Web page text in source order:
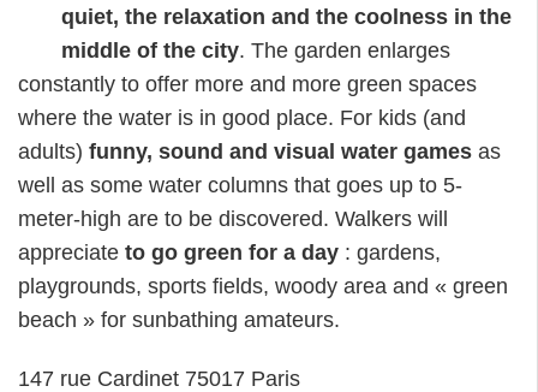
i
quiet, the relaxation and the coolness in the
middle of the city. The garden enlarges
constantly to offer more and more green spaces
where the water is in good place. For kids (and
adults) funny, sound and visual water games as
well as some water columns that goes up to 5-
meter-high are to be discovered. Walkers will
appreciate to go green for a day : gardens,
playgrounds, sports fields, woody area and « green
beach » for sunbathing amateurs.
147 rue Cardinet 75017 Paris